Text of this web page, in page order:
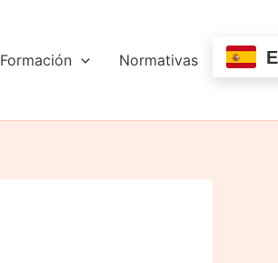
Formación Normativas